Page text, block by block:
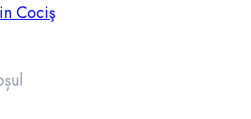
Cociş